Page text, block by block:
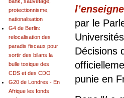
par le
Décisions
punie en
protectionnisme,
nationalisation
G4 de Berlin:
relocalisation des
paradis fiscaux pour
sortir des bilans la
bulle toxique des
CDS et des CDO
G20 de Londres - En
Afrique les fonds